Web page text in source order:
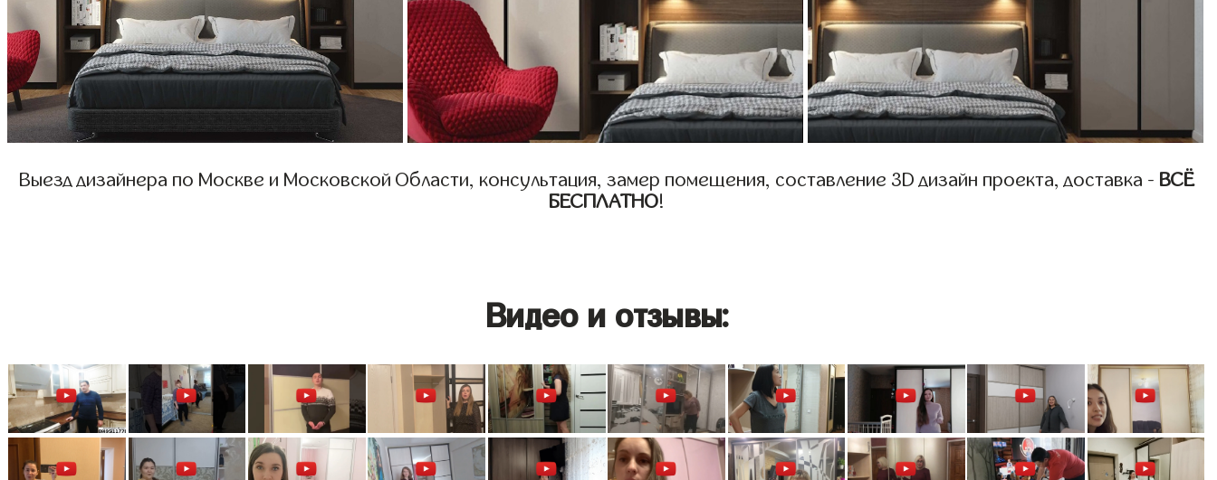
Выезд дизайнера по Москве и Московской Области, консультация, замер помещения, составление 3D дизайн проекта, доставка - ВСЁ
БЕСПЛАТНО!
Видео и отзывы: